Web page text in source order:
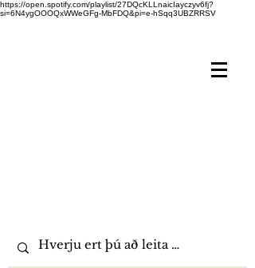
https://open.spotify.com/playlist/27DQcKLLnaicIayczyv6fj?
si=6N4ygOOOQxWWeGFg-MbFDQ&pi=e-hSqq3UBZRRSV